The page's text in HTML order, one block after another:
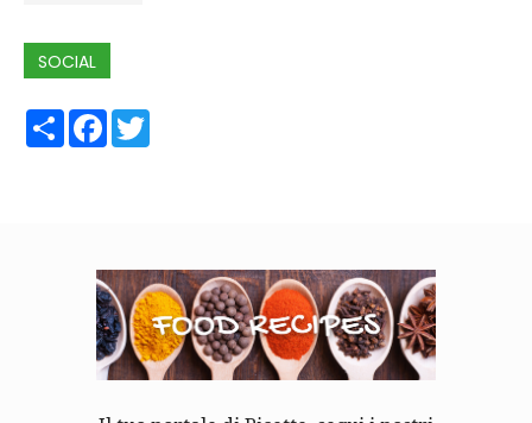
SOCIAL
ShareFacebook